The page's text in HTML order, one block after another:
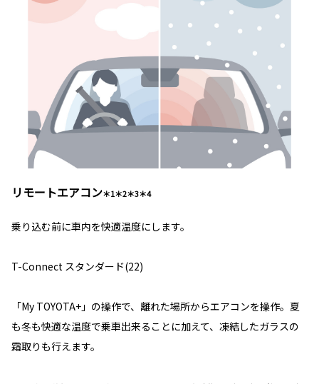
リモートエアコン＊1＊2＊3＊4
乗り込む前に車内を快適温度にします。
T-Connect スタンダード(22)
「My TOYOTA+」の操作で、離れた場所からエアコンを操作。夏
も冬も快適な温度で乗車出来ることに加えて、凍結したガラスの
霜取りも行えます。